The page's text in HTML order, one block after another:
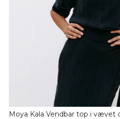
Moya Kala Vendbar top i vævet